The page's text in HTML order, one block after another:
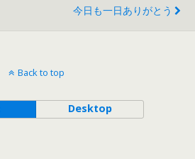
今日も一日ありがとう
Back to top
Desktop